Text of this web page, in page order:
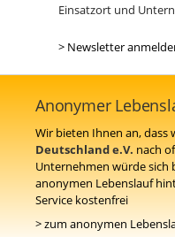
Einsatzort und
> Newsletter
Anonymer
Wir bieten Ihnen an, dass
Deutschland e.V. nach
Unternehmen würde sich
anonymen Lebenslauf
Service kostenfrei
> zum anonymen